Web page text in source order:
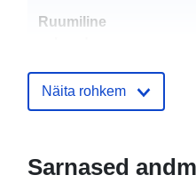
Ruumiline
Identifikaatorid:
Näita rohkem
Sarnased